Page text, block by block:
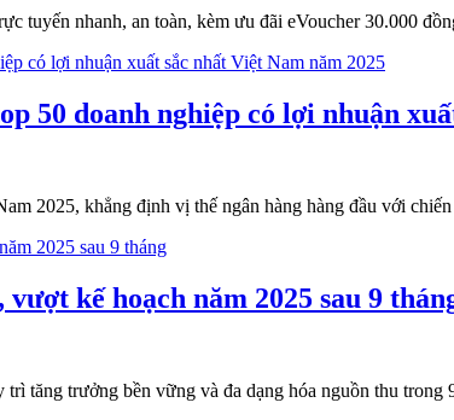
tuyến nhanh, an toàn, kèm ưu đãi eVoucher 30.000
50 doanh nghiệp có lợi nhuận
2025, khẳng định vị thế ngân hàng hàng đầu với
kế hoạch năm 2025 sau 9
tăng trưởng bền vững và đa dạng hóa nguồn thu trong